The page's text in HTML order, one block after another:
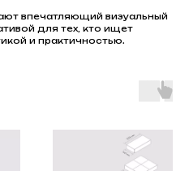
впечатляющий визуальный
для тех, кто ищет
и практичностью.